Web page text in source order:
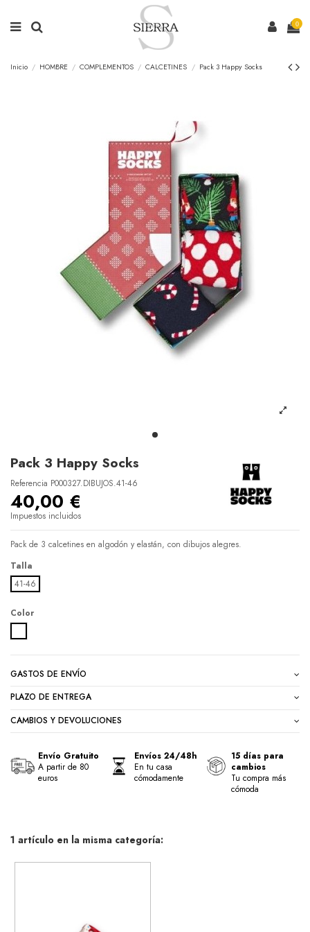
0
Inicio HOMBRE COMPLEMENTOS CALCETINES Pack 3 Happy Socks
Pack 3 Happy Socks
Referencia P000327.DIBUJOS.41-46
40,00 €
Impuestos incluidos
Pack de 3 calcetines en algodón y elastán, con dibujos alegres.
Talla
41-46
Color
GASTOS DE ENVÍO
PLAZO DE ENTREGA
CAMBIOS Y DEVOLUCIONES
Envío Gratuito
A partir de 80
euros
Envíos 24/48h
En tu casa
cómodamente
15 días para
cambios
Tu compra más
cómoda
1 artículo en la misma categoría: